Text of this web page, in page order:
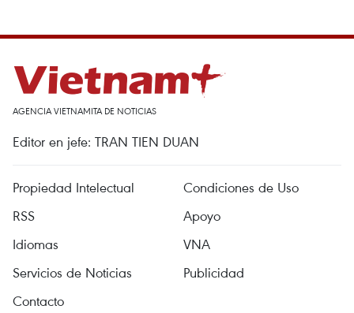
AGENCIA VIETNAMITA DE NOTICIAS
Editor en jefe: TRAN TIEN DUAN
Propiedad Intelectual
Condiciones de Uso
RSS
Apoyo
Idiomas
VNA
Servicios de Noticias
Publicidad
Contacto